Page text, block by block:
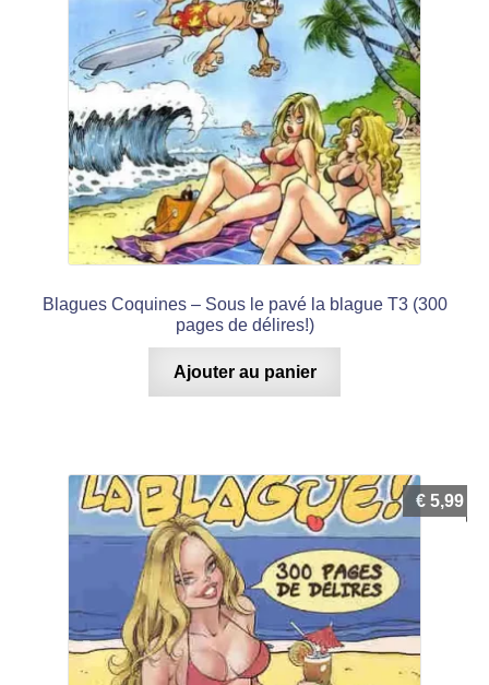
Blagues Coquines – Sous le pavé la blague T3 (300
pages de délires!)
Ajouter au panier
€ 5,99